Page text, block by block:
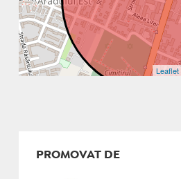
Leaflet
PROMOVAT DE